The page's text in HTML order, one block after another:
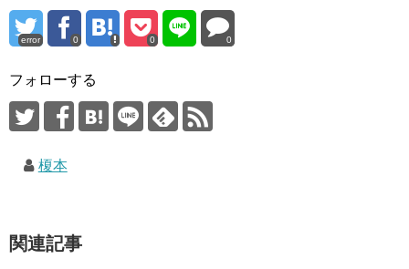
error 0 0 0
フォローする
榎本
関連記事